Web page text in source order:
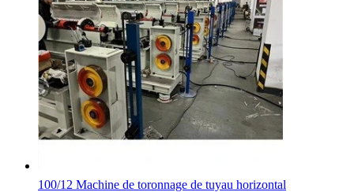
100/12 Machine de toronnage de tuyau horizontal